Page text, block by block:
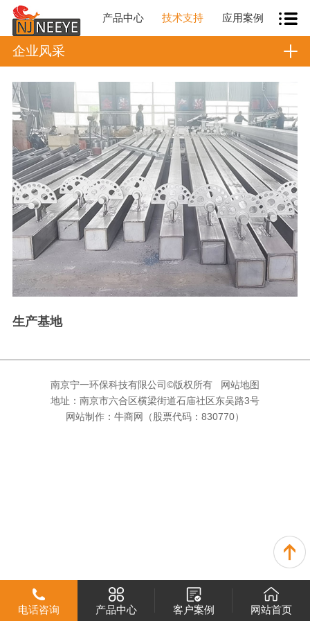
产品中心 技术支持 应用案例
企业风采
生产基地
南京宁一环保科技有限公司©版权所有
网站地图
地址：南京市六合区横梁街道石庙社区东吴路3号
网站制作： 牛商网 （股票代码：830770）
电话咨询 产品中心 客户案例 网站首页